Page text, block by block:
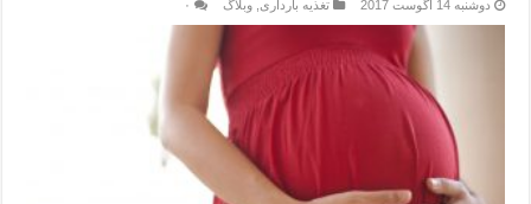
دوشنبه 14 آگوست 2017 تغذیه بارداری ,وبلاگ ۰